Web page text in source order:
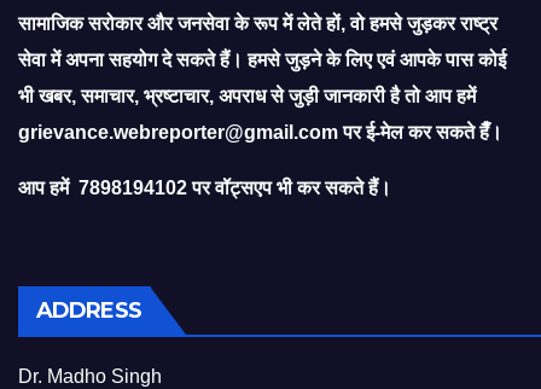
सामाजिक सरोकार और जनसेवा के रूप में लेते हों, वो हमसे जुड़कर राष्ट्र
सेवा में अपना सहयोग दे सकते हैं। हमसे जुड़ने के लिए एवं आपके पास कोई
भी खबर, समाचार, भ्रष्टाचार, अपराध से जुड़ी जानकारी है तो आप हमें
grievance.webreporter@gmail.comपर ई-मेल कर सकते हैँ।
आप हमें 7898194102 पर वॉट्सएप भी कर सकते हैं।
ADDRESS
Dr. Madho Singh